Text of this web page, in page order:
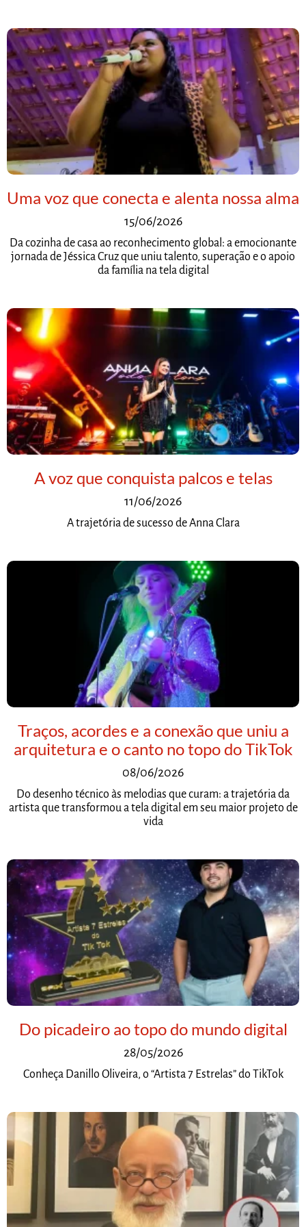
Uma voz que conecta e alenta nossa alma
15/06/2026
Da cozinha de casa ao reconhecimento global: a emocionante
jornada de Jéssica Cruz que uniu talento, superação e o apoio
da família na tela digital
A voz que conquista palcos e telas
11/06/2026
A trajetória de sucesso de Anna Clara
Traços, acordes e a conexão que uniu a
arquitetura e o canto no topo do TikTok
08/06/2026
Do desenho técnico às melodias que curam: a trajetória da
artista que transformou a tela digital em seu maior projeto de
vida
Do picadeiro ao topo do mundo digital
28/05/2026
Conheça Danillo Oliveira, o “Artista 7 Estrelas” do TikTok